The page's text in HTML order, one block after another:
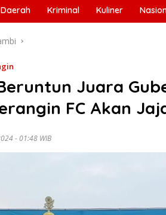
Daerah Kriminal Kuliner
Juara
FC Akan
- 01:48 WIB